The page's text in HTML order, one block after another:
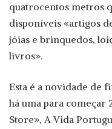
quatrocentos metros
disponíveis «artigos
jóias e brinquedos,
livros».
Esta é a novidade de
há uma para começar
Store», A Vida